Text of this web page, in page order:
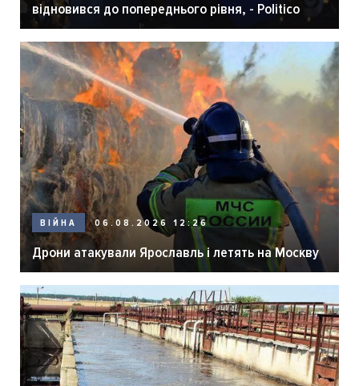
відновився до попереднього рівня, - Politico
ВІЙНА 06.08.2026 12:26
Дрони атакували Ярославль і летять на Москву